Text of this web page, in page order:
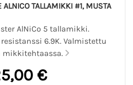
ALNICO TALLAMIKKI #1, MUSTA
AlNiCo 5 tallamikki.
6.9K. Valmistettu
mikkitehtaassa.
€